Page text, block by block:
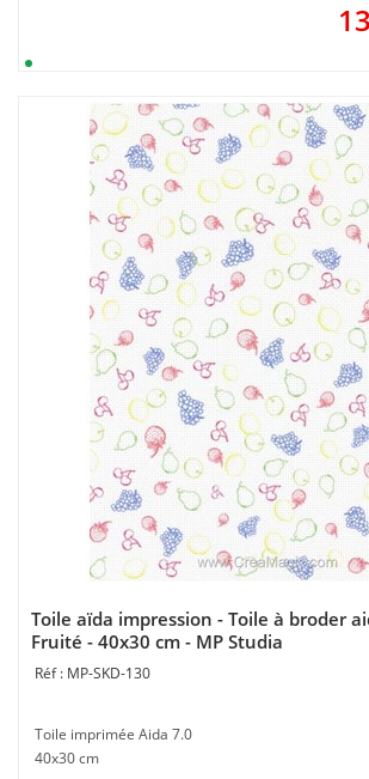
Toile aïda impression - Toile à broder
Fruité - 40x30 cm - MP Studia
MP-SKD-130
Toile imprimée Aida 7.0
40x30 cm